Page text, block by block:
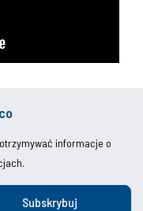
informacje o
Subskrybuj